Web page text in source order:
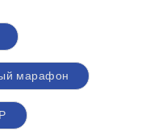
марафон